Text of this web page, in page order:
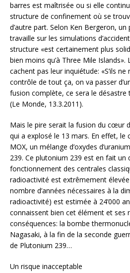
barres est maîtrisée ou si elle
structure de confinement où se
d’autre part. Selon Ken Bergeron, un
travaille sur les simulations
structure «est certainement plus
bien moins qu’à Three Mile Islands».
cachent pas leur inquiétude: «S’ils
contrôle de tout ça, on va passer
fusion complète, ce sera le désastre
(Le Monde, 13.3.2011).
Mais le pire serait la fusion du cœur
qui a explosé le 13 mars. En effet, le
MOX, un mélange d’oxydes
239. Ce plutonium 239 est en fait un
fonctionnement des centrales
radioactivité est extrêmement
nombre d’années nécessaires à la
radioactivité) est estimée à 24’000
connaissent bien cet élément et ses
conséquences: la bombe
Nagasaki, à la fin de la seconde
de Plutonium 239…
Un risque inacceptable